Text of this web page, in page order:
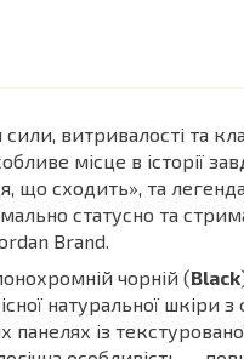
витривалості та
місце в історії
сходить», та
статусно та
Brand.
чорній (Black
натуральної
із